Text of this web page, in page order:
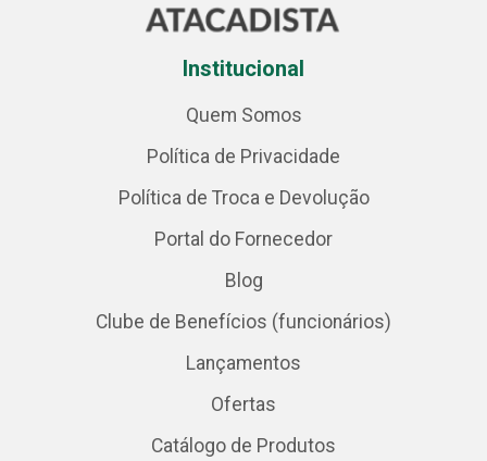
Institucional
Quem Somos
Política de Privacidade
Política de Troca e Devolução
Portal do Fornecedor
Blog
Clube de Benefícios (funcionários)
Lançamentos
Ofertas
Catálogo de Produtos